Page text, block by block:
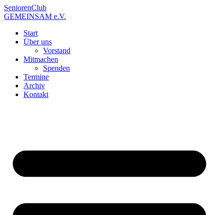
SeniorenClub
GEMEINSAM e.V.
Start
Über uns
Vorstand
Mitmachen
Spenden
Termine
Archiv
Kontakt